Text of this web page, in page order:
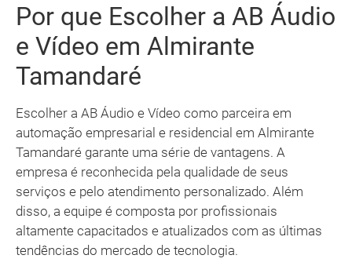
Por que Escolher a AB Áudio
e Vídeo em Almirante
Tamandaré
Escolher a AB Áudio e Vídeo como parceira em
automação empresarial e residencial em Almirante
Tamandaré garante uma série de vantagens. A
empresa é reconhecida pela qualidade de seus
serviços e pelo atendimento personalizado. Além
disso, a equipe é composta por profissionais
altamente capacitados e atualizados com as últimas
tendências do mercado de tecnologia.